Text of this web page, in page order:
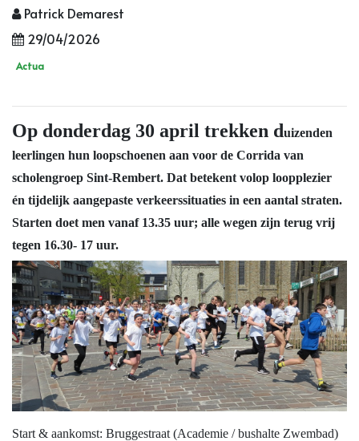
Patrick Demarest
29/04/2026
Actua
Op donderdag 30 april trekken duizenden
leerlingen hun loopschoenen aan voor de Corrida van
scholengroep Sint‑Rembert. Dat betekent volop loopplezier
én tijdelijk aangepaste verkeerssituaties in een aantal straten.
Starten doet men vanaf 13.35 uur; alle wegen zijn terug vrij
tegen 16.30- 17 uur.
Start & aankomst: Bruggestraat (Academie / bushalte Zwembad)